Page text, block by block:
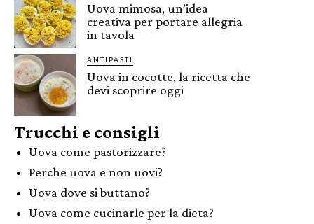
Uova mimosa, un’idea
creativa per portare allegria
in tavola
ANTIPASTI
Uova in cocotte, la ricetta che
devi scoprire oggi
Trucchi e consigli
Uova come pastorizzare?
Perche uova e non uovi?
Uova dove si buttano?
Uova come cucinarle per la dieta?